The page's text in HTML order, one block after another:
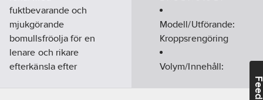
fuktbevarande och
mjukgörande
bomullsfröolja för en
lenare och rikare
efterkänsla efter
Modell/Utförande:
Kroppsrengöring
Volym/Innehåll: